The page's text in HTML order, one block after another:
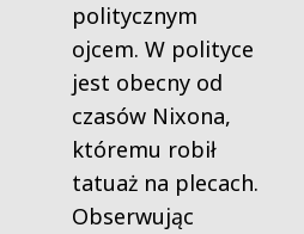
politycznym
ojcem. W polityce
jest obecny od
czasów Nixona,
któremu robił
tatuaż na plecach.
Obserwując